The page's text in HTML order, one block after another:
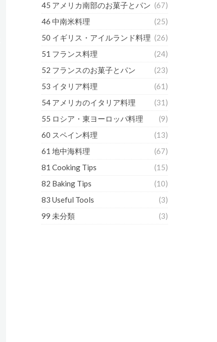
45 アメリカ南部のお菓子とパン (67)
46 中南米料理
(25)
50 イギリス・アイルランド料理 (26)
51 フランス料理
(24)
52 フランスのお菓子とパン
(23)
53 イタリア料理
(61)
54 アメリカのイタリア料理
(31)
55 ロシア・東ヨーロッパ料理
(9)
60 スペイン料理
(13)
61 地中海料理
(67)
81 Cooking Tips
(15)
82 Baking Tips
(10)
83 Useful Tools
(3)
99 未分類
(3)